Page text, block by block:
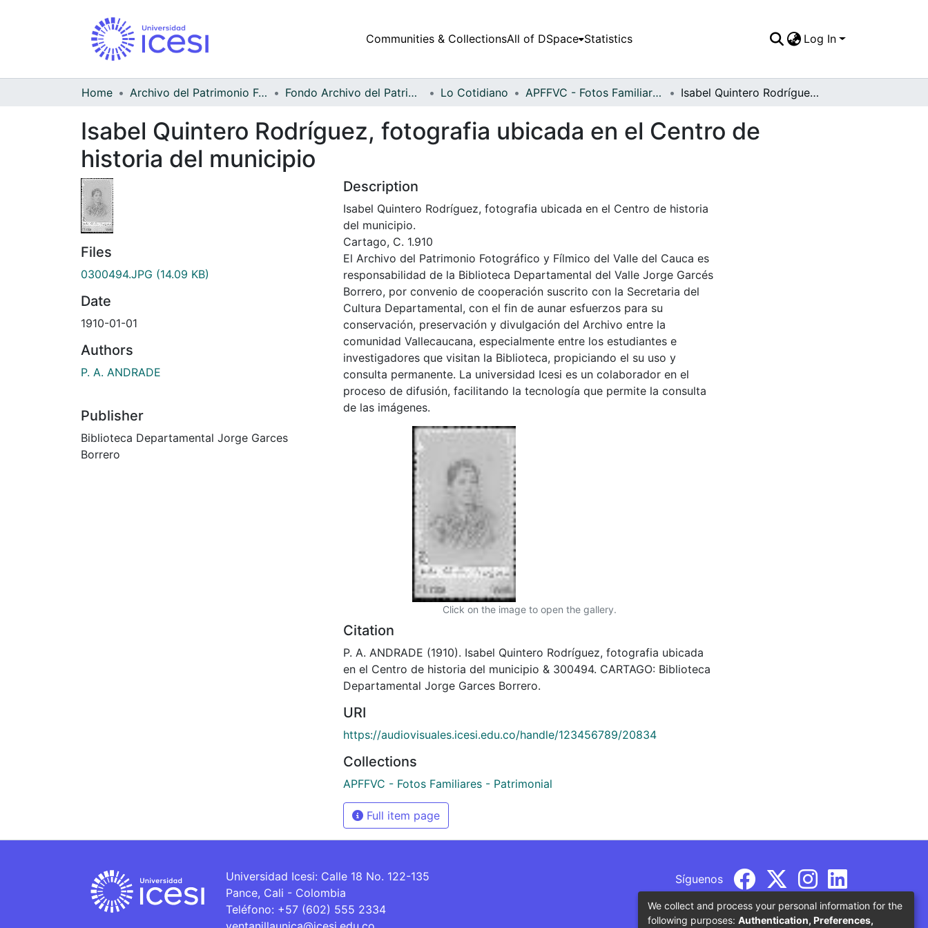
Communities & CollectionsAll of DSpace Statistics Log In
Home Archivo del Patrimonio Fotográfico y Fílmico del Valle del Cauca Fondo Archivo del Patrimonio Fotográfico y Fílmico del Valle del Cauca Lo Cotidiano APFFVC - Fotos Familiares - Patrimonial Isabel Quintero Rodríguez, fotografia ubicada en el Centro de historia del municipio
Isabel Quintero Rodríguez, fotografia ubicada en el Centro de
historia del municipio
Files
0300494.JPG (14.09 KB)
Date
1910-01-01
Authors
P. A. ANDRADE
Publisher
Biblioteca Departamental Jorge Garces
Borrero
Description
Isabel Quintero Rodríguez, fotografia ubicada en el Centro de historia
del municipio.
Cartago, C. 1.910
El Archivo del Patrimonio Fotográfico y Fílmico del Valle del Cauca es
responsabilidad de la Biblioteca Departamental del Valle Jorge Garcés
Borrero, por convenio de cooperación suscrito con la Secretaria del
Cultura Departamental, con el fin de aunar esfuerzos para su
conservación, preservación y divulgación del Archivo entre la
comunidad Vallecaucana, especialmente entre los estudiantes e
investigadores que visitan la Biblioteca, propiciando el su uso y
consulta permanente. La universidad Icesi es un colaborador en el
proceso de difusión, facilitando la tecnología que permite la consulta
de las imágenes.
Click on the image to open the gallery.
Citation
P. A. ANDRADE (1910). Isabel Quintero Rodríguez, fotografia ubicada
en el Centro de historia del municipio & 300494. CARTAGO: Biblioteca
Departamental Jorge Garces Borrero.
URI
https://audiovisuales.icesi.edu.co/handle/123456789/20834
Collections
APFFVC - Fotos Familiares - Patrimonial
Full item page
Universidad Icesi: Calle 18 No. 122-135
Pance, Cali - Colombia
Teléfono: +57 (602) 555 2334
Síguenos
We collect and process your personal information for the
following purposes: Authentication, Preferences,